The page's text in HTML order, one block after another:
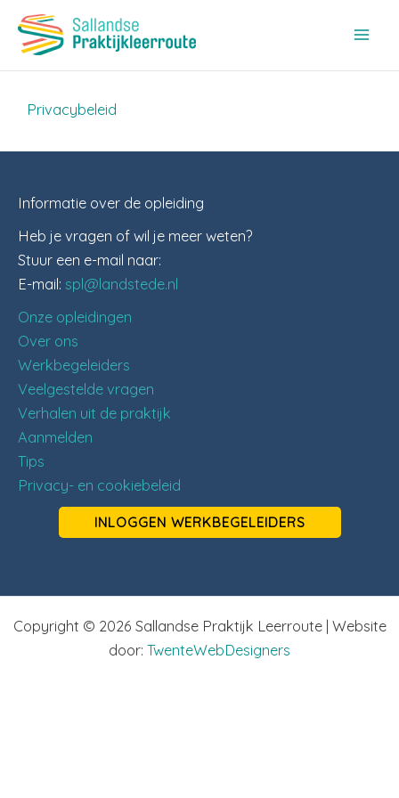
naar
Privacybeleid
Informatie over de opleiding
Heb je vragen of wil je meer weten?
Stuur een e-mail naar:
E-mail: spl@landstede.nl
Onze opleidingen
Over ons
Werkbegeleiders
Veelgestelde vragen
Verhalen uit de praktijk
Aanmelden
Tips
Privacy- en cookiebeleid
INLOGGEN WERKBEGELEIDERS
Copyright © 2026 Sallandse Praktijk Leerroute | Website
door: TwenteWebDesigners